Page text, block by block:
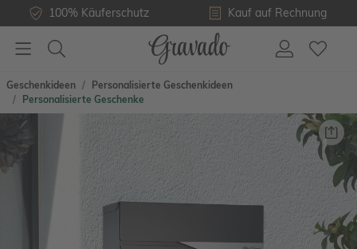
100% Käuferschutz Kauf auf Rechnung
Geschenkideen
Personalisierte Geschenkideen
Personalisierte Geschenke